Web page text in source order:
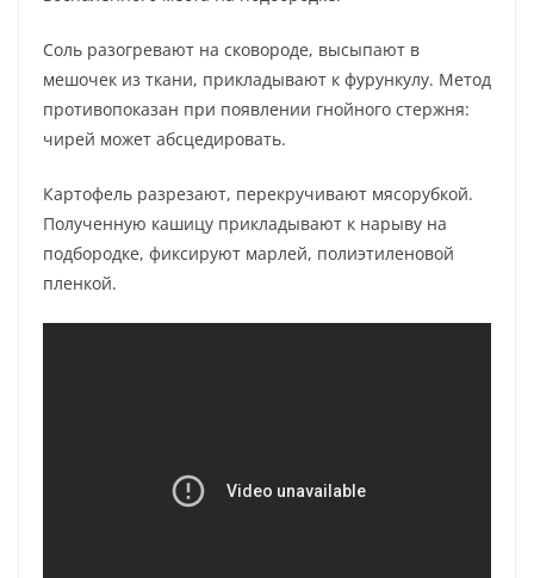
Соль разогревают на сковороде, высыпают в
мешочек из ткани, прикладывают к фурункулу. Метод
противопоказан при появлении гнойного стержня:
чирей может абсцедировать.
Картофель разрезают, перекручивают мясорубкой.
Полученную кашицу прикладывают к нарыву на
подбородке, фиксируют марлей, полиэтиленовой
пленкой.